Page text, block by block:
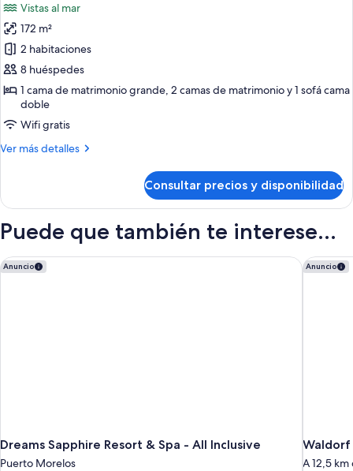
fotos
de
Luxury
Presidential
Two
Bedroom
Suite
Ocean
Club
Vistas al mar
172 m²
2 habitaciones
8 huéspedes
1 cama de matrimonio grande, 2 camas de matrimonio y 1 sofá cama
doble
Wifi gratis
Ver más detalles
Más
Presidential
Bedroom
Ocean
View
Consultar precios y disponibilidad
Puede que también te interese...
Anuncio
Dreams Sapphire Resort & Spa - All Inclusive
Puerto Morelos
Dreams Sapphire Resort & Spa - All Inclusive Anuncio
Waldorf
A 12,5
Waldorf